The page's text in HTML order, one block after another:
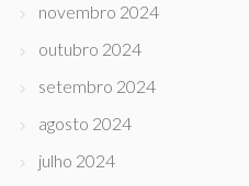
novembro 2024
outubro 2024
setembro 2024
agosto 2024
julho 2024